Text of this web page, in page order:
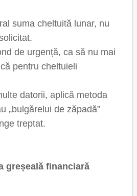
suma cheltuită lunar, nu
de urgență, ca să nu mai
pentru cheltuieli
datorii, aplică metoda
„bulgărelui de zăpadă”
treptat.
greșeală financiară